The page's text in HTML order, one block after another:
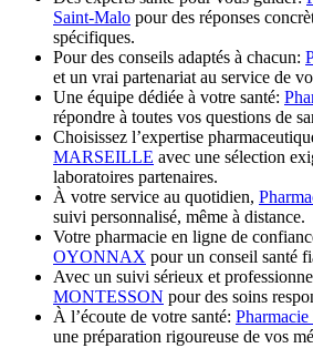
Saint-Malo pour des réponses
spécifiques.
Pour des conseils adaptés à chacun:
et un vrai partenariat au service de
Une équipe dédiée à votre santé:
répondre à toutes vos questions de
Choisissez l’expertise
MARSEILLE avec une sélection
laboratoires partenaires.
À votre service au quotidien,
suivi personnalisé, même à distance.
Votre pharmacie en ligne de
OYONNAX pour un conseil santé
Avec un suivi sérieux et
MONTESSON pour des soins
À l’écoute de votre santé:
une préparation rigoureuse de vos